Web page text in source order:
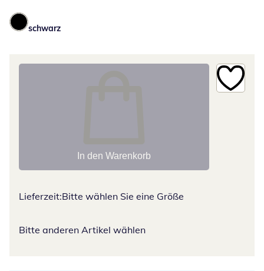
schwarz
In den Warenkorb
Lieferzeit:Bitte wählen Sie eine Größe
Bitte anderen Artikel wählen